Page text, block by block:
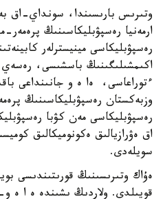
وتىرىس بارىسىندا، سونداي-اق
ارمەنيا رەسپۋبليكاسىنىڭ پرەمەر-
رەسپۋبليكاسى مينيسترلەر
اكىمشىلىگىنىڭ باسشىسى، رەسەي
ءتوراعاسى، ەا ە و جانىنداعى
وزبەكستان رەسپۋبليكاسىنىڭ
رەسپۋبليكاسى مەن كۋبا
اق ەۋرازيالىق ەكونوميكالىق
سويلەدى.
ەۇاك وتىرىسىنىڭ قورىتىندىسى
قويىلدى. ولاردىڭ ىشىندە ە ا ە